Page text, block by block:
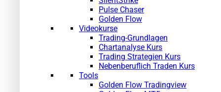
Pulse Chaser
Golden Flow
Videokurse
Trading-Grundlagen
Chartanalyse Kurs
Trading Strategien Kurs
Nebenberuflich Traden Kurs
Tools
Golden Flow Tradingview